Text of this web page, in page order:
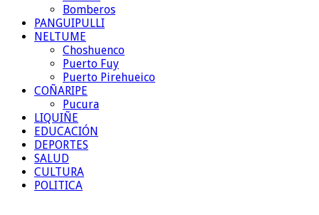
Bomberos
PANGUIPULLI
NELTUME
Choshuenco
Puerto Fuy
Puerto Pirehueico
COÑARIPE
Pucura
LIQUIÑE
EDUCACIÓN
DEPORTES
SALUD
CULTURA
POLITICA